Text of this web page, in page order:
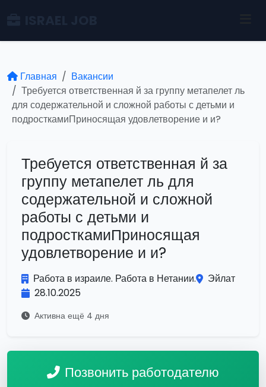
Главная
Вакансии
Требуется ответственная й за группу метапелет ль
для содержательной и сложной работы с детьми и
подросткамиПриносящая удовлетворение и и?
Требуется ответственная й за
группу метапелет ль для
содержательной и сложной
работы с детьми и
подросткамиПриносящая
удовлетворение и и?
Работа в израиле. Работа в Нетании.
Эйлат
28.10.2025
Активна ещё 4 дня
Позвонить работодателю